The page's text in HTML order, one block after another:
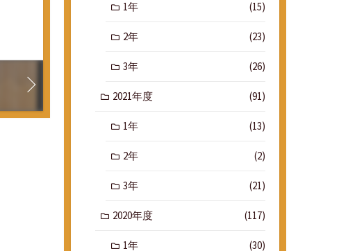
1年 (15)
2年 (23)
3年 (26)
2021年度 (91)
1年 (13)
2年 (2)
3年 (21)
2020年度 (117)
1年 (30)